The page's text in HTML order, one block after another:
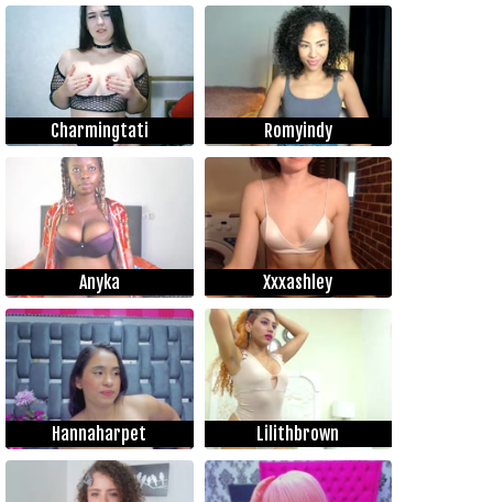
Charmingtati Romyindy
Anyka Xxxashley
Hannaharpet Lilithbrown